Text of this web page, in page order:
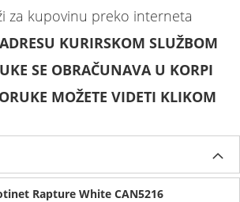
za kupovinu preko interneta
KURIRSKOM SLUŽBOM
SE OBRAČUNAVA U KORPI
MOŽETE VIDETI KLIKOM
Rapture White CAN5216